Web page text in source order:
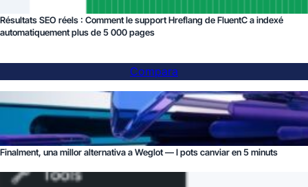
Résultats SEO réels : Comment le support Hreflang de FluentC a indexé
automatiquement plus de 5 000 pages
Compara
Finalment, una millor alternativa a Weglot — I pots canviar en 5 minuts